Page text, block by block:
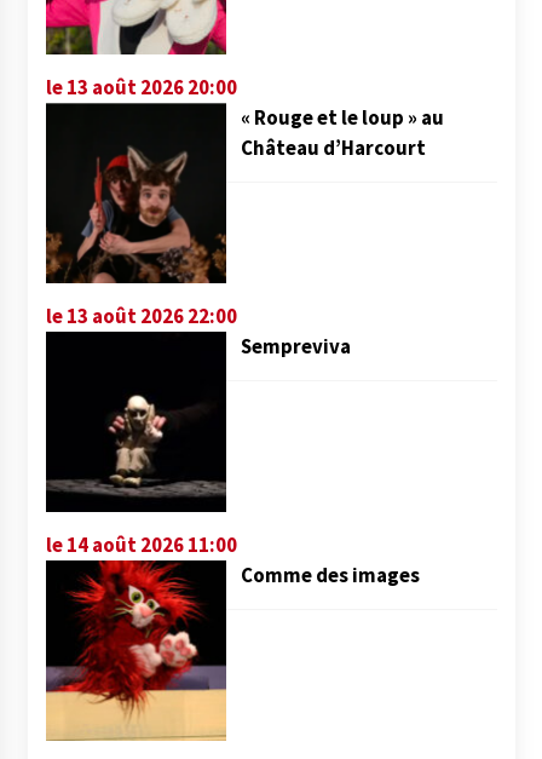
le 13 août 2026 20:00
« Rouge et le loup » au
Château d’Harcourt
le 13 août 2026 22:00
Sempreviva
le 14 août 2026 11:00
Comme des images